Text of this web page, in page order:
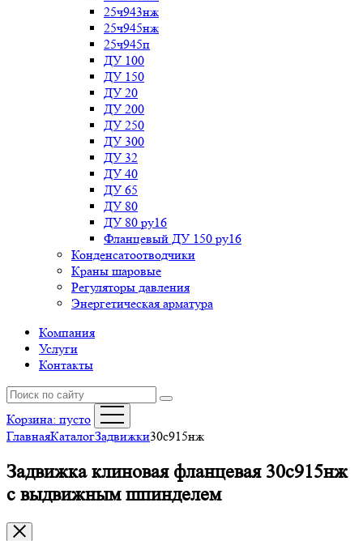
25ч943нж
25ч945нж
25ч945п
ДУ 100
ДУ 150
ДУ 20
ДУ 200
ДУ 250
ДУ 300
ДУ 32
ДУ 40
ДУ 65
ДУ 80
ДУ 80 ру16
Фланцевый ДУ 150 ру16
Конденсатоотводчики
Краны шаровые
Регуляторы давления
Энергетическая арматура
Компания
Услуги
Контакты
Корзина: пусто
ГлавнаяКаталогЗадвижки30с915нж
Задвижка клиновая фланцевая 30с915нж
с выдвижным шпинделем